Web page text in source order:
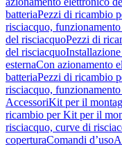
batteriaPezzi di ricambio
risciacquo, funzionamento
del risciacquoPezzi di
del risciacquoInstallazione
esternaCon azionamento
batteriaPezzi di ricambio
risciacquo, funzionamento
AccessoriKit per il
ricambio per Kit per il
risciacquo, curve di
coperturaComandi d’uso